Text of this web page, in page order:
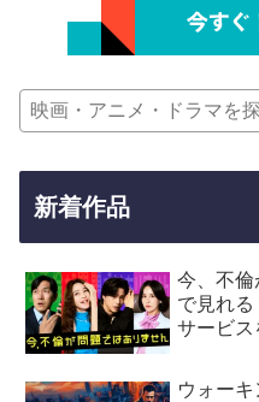
新着作品
今、不倫
で見れ
サービス
ウォー